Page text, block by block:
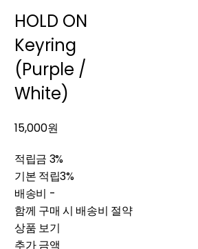
HOLD ON
Keyring
(Purple /
White)
15,000원
적립금 3%
기본 적립3%
배송비 -
함께 구매 시 배송비 절약
상품 보기
추가 금액